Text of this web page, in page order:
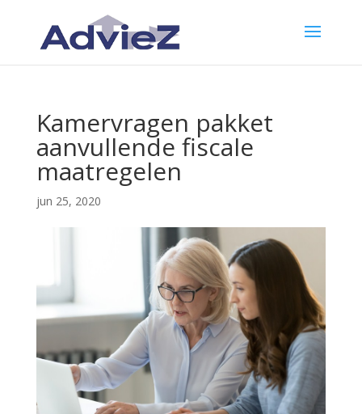
Kamervragen pakket
aanvullende fiscale
maatregelen
jun 25, 2020